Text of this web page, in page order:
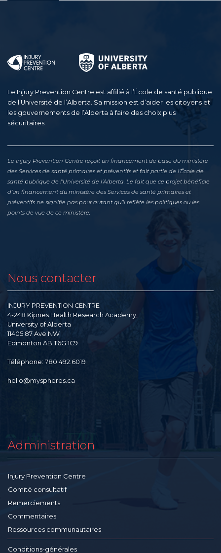
Le Injury Prevention Centre est affilié à l’École de santé publique
de l’Université de l’Alberta. Sa mission est d’aider les citoyens et
les gouvernements de l’Alberta à faire des choix plus
sécuritaires.
Le Injury Prevention Centre reçoit un financement de base du ministère
des Services de santé primaires et préventifs et fait partie de l’École de
santé publique de l’Université de l’Alberta. Le fait que ce projet bénéficie
d’un financement du ministère des Services de santé primaires et
préventifs ne signifie pas pour autant qu’il reflète les politiques ou les
points de vue de ce ministère.
Nous contacter
INJURY PREVENTION CENTRE
4-248 Kipnes Health Research Academy,
University of Alberta
11405 87 Ave NW
Edmonton AB T6G 1C9
Téléphone: 780.492.6019
hello@myspheres.ca
Administration
Injury Prevention Centre
Comité consultatif
Remerciements
Commentaires
Ressources communautaires
Conditions-générales